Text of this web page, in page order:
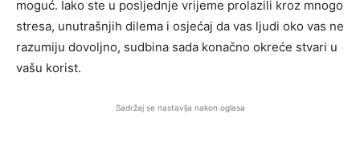
moguć. Iako ste u posljednje vrijeme prolazili kroz mnogo
stresa, unutrašnjih dilema i osjećaj da vas ljudi oko vas ne
razumiju dovoljno, sudbina sada konačno okreće stvari u
vašu korist.
Sadržaj se nastavlja nakon oglasa